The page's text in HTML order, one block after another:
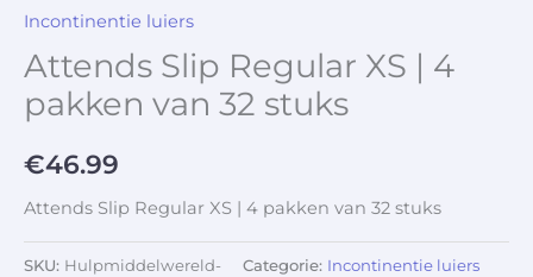
Incontinentie luiers
Attends Slip Regular XS | 4
pakken van 32 stuks
€46.99
Attends Slip Regular XS | 4 pakken van 32 stuks
SKU: Hulpmiddelwereld- Categorie: Incontinentie luiers